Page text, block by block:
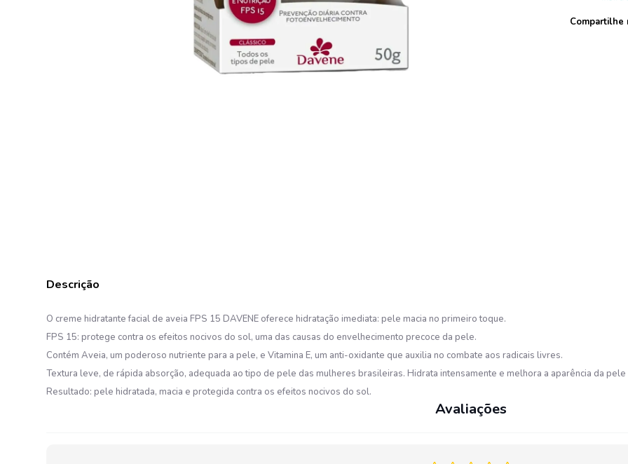
O creme hidratante facial de aveia FPS 15 DAVENE oferece hidratação imediata: pele macia no primeiro toque.
FPS 15: protege contra os efeitos nocivos do sol, uma das causas do envelhecimento precoce da pele.
Contém Aveia, um poderoso nutriente para a pele, e Vitamina E, um anti-oxidante que auxilia no combate aos radicais livres.
Textura leve, de rápida absorção, adequada ao tipo de pele das mulheres brasileiras. Hidrata intensamente e melhora a aparência da pele
Resultado: pele hidratada, macia e protegida contra os efeitos nocivos do sol.
Avaliações